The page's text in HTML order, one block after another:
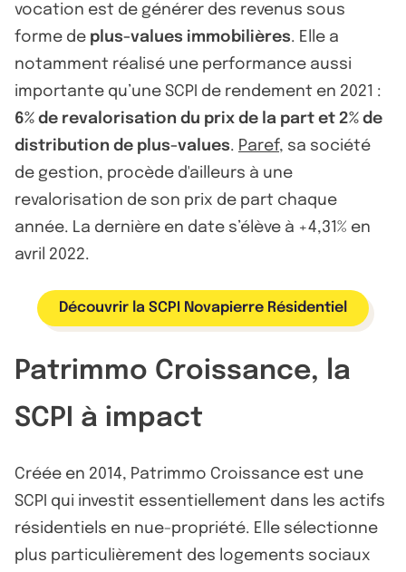
vocation est de générer des revenus sous
forme de plus-values immobilières. Elle a
notamment réalisé une performance aussi
importante qu’une SCPI de rendement en 2021 :
6% de revalorisation du prix de la part et 2% de
distribution de plus-values. Paref, sa société
de gestion, procède d'ailleurs à une
revalorisation de son prix de part chaque
année. La dernière en date s’élève à +4,31% en
avril 2022.
Découvrir la SCPI Novapierre Résidentiel
Patrimmo Croissance, la
SCPI à impact
Créée en 2014, Patrimmo Croissance est une
SCPI qui investit essentiellement dans les actifs
résidentiels en nue-propriété. Elle sélectionne
plus particulièrement des logements sociaux